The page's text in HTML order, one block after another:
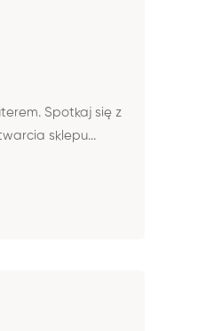
Spotkaj się z
sklepu...